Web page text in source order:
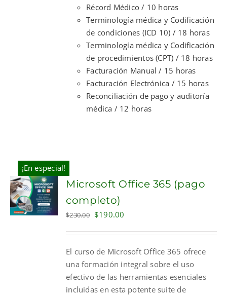
Récord Médico / 10 horas
Terminología médica y Codificación
de condiciones (ICD 10) / 18 horas
Terminología médica y Codificación
de procedimientos (CPT) / 18 horas
Facturación Manual / 15 horas
Facturación Electrónica / 15 horas
Reconciliación de pago y auditoría
médica / 12 horas
¡En especial!
BUY
Microsoft Office 365 (pago
completo)
$230.00 Original
$230.00.
$190.00
$190.00.
El curso de Microsoft Office 365 ofrece
una formación integral sobre el uso
efectivo de las herramientas esenciales
incluidas en esta potente suite de